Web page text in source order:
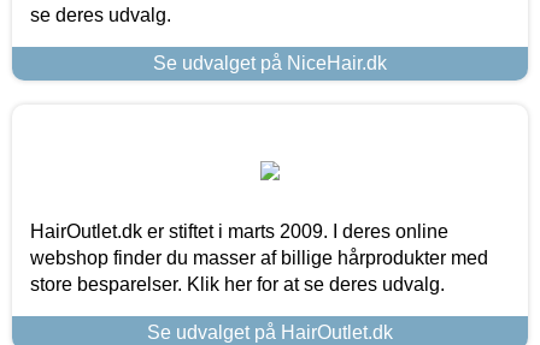
se deres udvalg.
Se udvalget på NiceHair.dk
HairOutlet.dk er stiftet i marts 2009. I deres online
webshop finder du masser af billige hårprodukter med
store besparelser. Klik her for at se deres udvalg.
Se udvalget på HairOutlet.dk